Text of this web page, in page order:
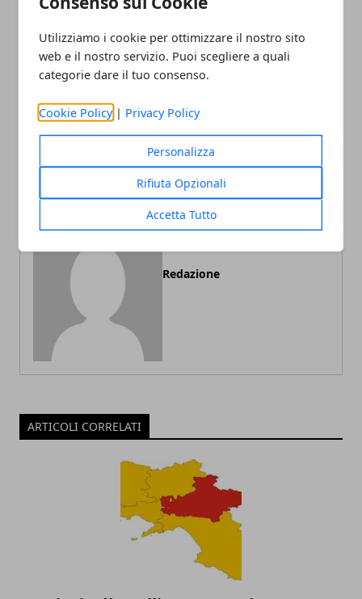
Utilizziamo i cookie per ottimizzare il nostro sito
web e il nostro servizio. Puoi scegliere a quali
categorie dare il tuo consenso.
Cookie Policy | Privacy Policy
Personalizza
Rifiuta Opzionali
Accetta Tutto
Articolo Precedente
Amabile: “Pianificare e
Redazione
ARTICOLI CORRELATI